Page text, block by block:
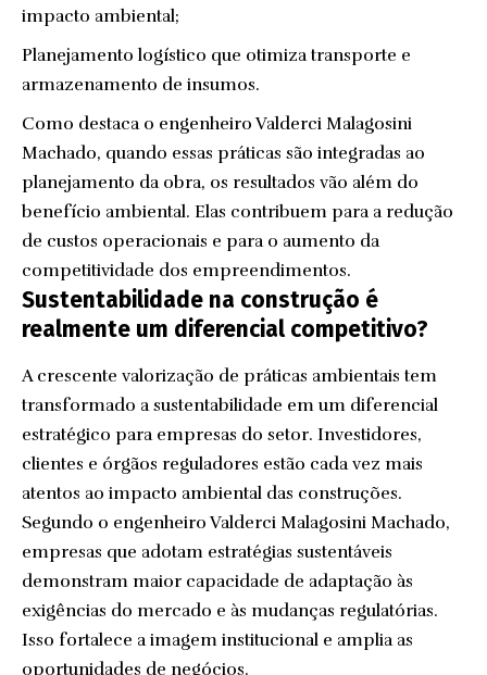
impacto ambiental;
Planejamento logístico que otimiza transporte e
armazenamento de insumos.
Como destaca o engenheiro Valderci Malagosini
Machado, quando essas práticas são integradas ao
planejamento da obra, os resultados vão além do
benefício ambiental. Elas contribuem para a redução
de custos operacionais e para o aumento da
competitividade dos empreendimentos.
Sustentabilidade na construção é
realmente um diferencial competitivo?
A crescente valorização de práticas ambientais tem
transformado a sustentabilidade em um diferencial
estratégico para empresas do setor. Investidores,
clientes e órgãos reguladores estão cada vez mais
atentos ao impacto ambiental das construções.
Segundo o engenheiro Valderci Malagosini Machado,
empresas que adotam estratégias sustentáveis
demonstram maior capacidade de adaptação às
exigências do mercado e às mudanças regulatórias.
Isso fortalece a imagem institucional e amplia as
oportunidades de negócios.